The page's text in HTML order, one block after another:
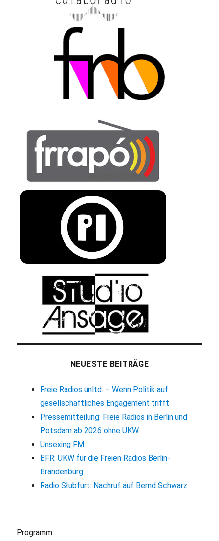
NEUESTE BEITRÄGE
Freie Radios unltd. – Wenn Politik auf
gesellschaftliches Engagement trifft
Pressemitteilung: Freie Radios in Berlin und
Potsdam ab 2026 ohne UKW
Unsexing FM
BFR: UKW für die Freien Radios Berlin-
Brandenburg
Radio Słubfurt: Nachruf auf Bernd Schwarz
Programm